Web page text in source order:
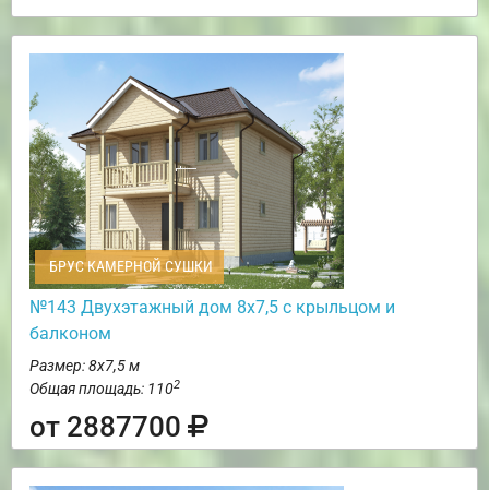
БРУС КАМЕРНОЙ СУШКИ
№143 Двухэтажный дом 8х7,5 с крыльцом и
балконом
Размер: 8х7,5 м
Общая площадь: 1102
от 2887700